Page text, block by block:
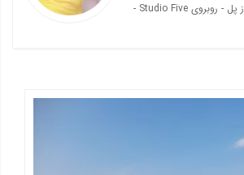
زیباکنار - 200 متر بعد از پل - روبروی Studio Five -